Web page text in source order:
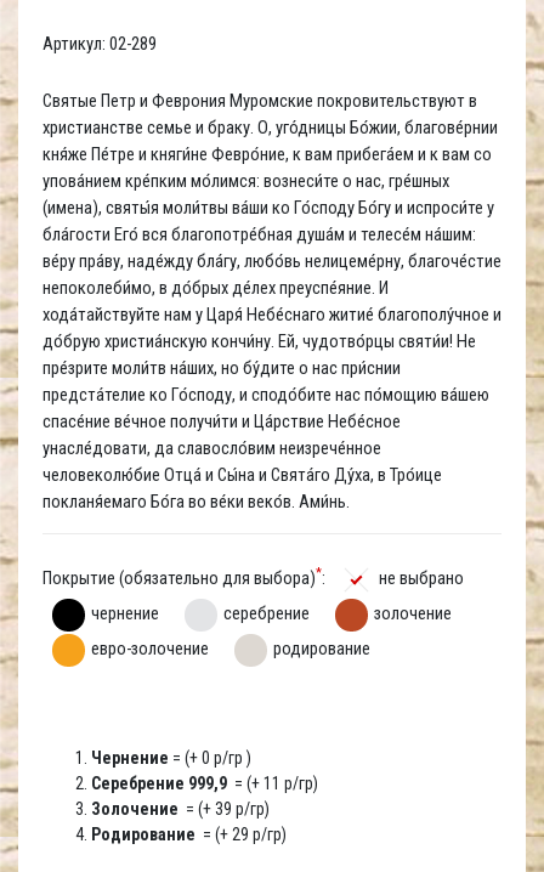
Артикул: 02-289
Святые Петр и Феврония Муромские покровительствуют в
христианстве семье и браку. О, уго́дницы Бо́жии, благове́рнии
кня́же Пе́тре и княги́не Февро́ние, к вам прибега́ем и к вам со
упова́нием кре́пким мо́лимся: вознеси́те о нас, гре́шных
(имена), святы́я моли́твы ва́ши ко Го́споду Бо́гу и испроси́те у
бла́гости Его́ вся благопотре́бная душа́м и телесе́м на́шим:
ве́ру пра́ву, наде́жду бла́гу, любо́вь нелицеме́рну, благоче́стие
непоколеби́мо, в до́брых де́лех преуспе́яние. И
хода́тайствуйте нам у Царя́ Небе́снаго житие́ благополу́чное и
до́брую христиа́нскую кончи́ну. Ей, чудотво́рцы святи́и! Не
пре́зрите моли́тв на́ших, но бу́дите о нас при́снии
предста́телие ко Го́споду, и сподо́бите нас по́мощию ва́шею
спасе́ние ве́чное получи́ти и Ца́рствие Небе́сное
унасле́довати, да славосло́вим неизрече́нное
человеколю́бие Отца́ и Сы́на и Свята́го Ду́ха, в Тро́ице
покланя́емаго Бо́га во ве́ки веко́в. Ами́нь.
Покрытие (обязательно для выбора)*:
не выбрано
чернение
серебрение
золочение
евро-золочение
родирование
Чернение = (+ 0 р/гр )
Серебрение 999,9 = (+ 11 р/гр)
Золочение = (+ 39 р/гр)
Родирование = (+ 29 р/гр)